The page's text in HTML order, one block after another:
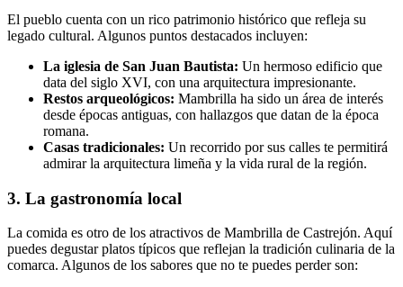
El pueblo cuenta con un rico patrimonio histórico que refleja su
legado cultural. Algunos puntos destacados incluyen:
La iglesia de San Juan Bautista: Un hermoso edificio que
data del siglo XVI, con una arquitectura impresionante.
Restos arqueológicos: Mambrilla ha sido un área de interés
desde épocas antiguas, con hallazgos que datan de la época
romana.
Casas tradicionales: Un recorrido por sus calles te permitirá
admirar la arquitectura limeña y la vida rural de la región.
3. La gastronomía local
La comida es otro de los atractivos de Mambrilla de Castrejón. Aquí
puedes degustar platos típicos que reflejan la tradición culinaria de la
comarca. Algunos de los sabores que no te puedes perder son: